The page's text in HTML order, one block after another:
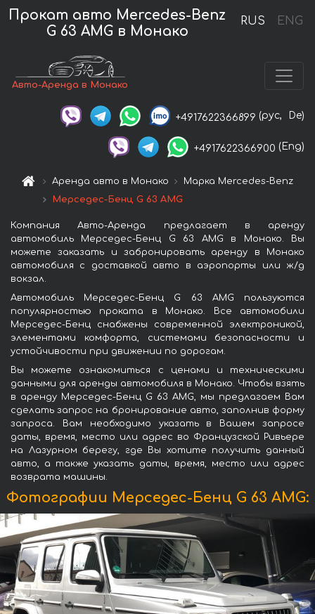
RUS ENG
Прокат авто Mercedes-Benz
G 63 AMG в Монако
Авто-Аренда в Монако
+4917622366899 (рус, De)
+4917622366900 (Eng)
Аренда авто в Монако
Марка Mercedes-Benz
Мерседес-Бенц G 63 AMG
Компания Авто-Аренда предлагает в аренду
автомобиль Мерседес-Бенц G 63 AMG в Монако. Вы
можете заказать и забронировать аренду в Монако
автомобиля с доставкой авто в аэропорты или ж/д
вокзал.
Автомобиль Мерседес-Бенц G 63 AMG пользуются
популярностью проката в Монако. Все автомобили
Мерседес-Бенц снабжены современной электроникой,
элементами комфорта, системами безопасности и
устойчивости при движении по дорогам.
Вы можете ознакомиться с ценами и техническими
данными для аренды автомобиля в Монако. Чтобы взять
в аренду Мерседес-Бенц G 63 AMG, мы предлагаем Вам
сделать запрос на бронирование авто, заполнив форму
запроса. Вам необходимо указать в Вашем запросе
даты, время, место или адрес во Французской Ривьере
на Лазурном берегу, где Вы хотите получить данный
авто, а также указать даты, время, место или адрес
возврата машины.
Фотографии Мерседес-Бенц G 63 AMG: